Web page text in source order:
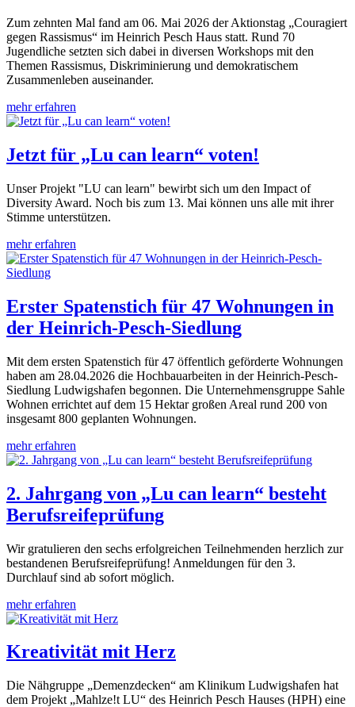
Zum zehnten Mal fand am 06. Mai 2026 der Aktionstag „Couragiert
gegen Rassismus“ im Heinrich Pesch Haus statt. Rund 70
Jugendliche setzten sich dabei in diversen Workshops mit den
Themen Rassismus, Diskriminierung und demokratischem
Zusammenleben auseinander.
mehr erfahren
Jetzt für „Lu can learn“ voten!
Unser Projekt "LU can learn" bewirbt sich um den Impact of
Diversity Award. Noch bis zum 13. Mai können uns alle mit ihrer
Stimme unterstützen.
mehr erfahren
Erster Spatenstich für 47 Wohnungen in
der Heinrich-Pesch-Siedlung
Mit dem ersten Spatenstich für 47 öffentlich geförderte Wohnungen
haben am 28.04.2026 die Hochbauarbeiten in der Heinrich-Pesch-
Siedlung Ludwigshafen begonnen. Die Unternehmensgruppe Sahle
Wohnen errichtet auf dem 15 Hektar großen Areal rund 200 von
insgesamt 800 geplanten Wohnungen.
mehr erfahren
2. Jahrgang von „Lu can learn“ besteht
Berufsreifeprüfung
Wir gratulieren den sechs erfolgreichen Teilnehmenden herzlich zur
bestandenen Berufsreifeprüfung! Anmeldungen für den 3.
Durchlauf sind ab sofort möglich.
mehr erfahren
Kreativität mit Herz
Die Nähgruppe „Demenzdecken“ am Klinikum Ludwigshafen hat
dem Projekt „Mahlze!t LU“ des Heinrich Pesch Hauses (HPH) eine